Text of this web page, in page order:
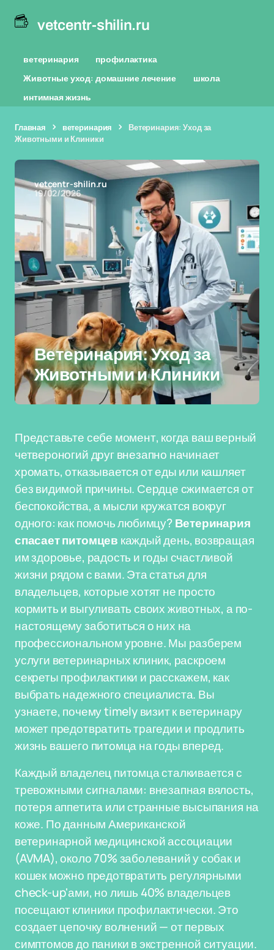
vetcentr-shilin.ru
ветеринария
профилактика
Животные уход: домашние лечение
школа
интимная жизнь
Главная ветеринария
Ветеринария: Уход за
Животными и Клиники
vetcentr-shilin.ru
19/02/2026
Ветеринария: Уход за
Животными и Клиники
Представьте себе момент, когда ваш верный
четвероногий друг внезапно начинает
хромать, отказывается от еды или кашляет
без видимой причины. Сердце сжимается от
беспокойства, а мысли кружатся вокруг
одного: как помочь любимцу?Ветеринария
спасает питомцев каждый день, возвращая
им здоровье, радость и годы счастливой
жизни рядом с вами. Эта статья для
владельцев, которые хотят не просто
кормить и выгуливать своих животных, а по-
настоящему заботиться о них на
профессиональном уровне. Мы разберем
услуги ветеринарных клиник, раскроем
секреты профилактики и расскажем, как
выбрать надежного специалиста. Вы
узнаете, почему timely визит к ветеринару
может предотвратить трагедии и продлить
жизнь вашего питомца на годы вперед.
Каждый владелец питомца сталкивается с
тревожными сигналами: внезапная вялость,
потеря аппетита или странные высыпания на
коже. По данным Американской
ветеринарной медицинской ассоциации
(AVMA), около 70% заболеваний у собак и
кошек можно предотвратить регулярными
check-up'ами, но лишь 40% владельцев
посещают клиники профилактически. Это
создает цепочку волнений — от первых
симптомов до паники в экстренной ситуации.